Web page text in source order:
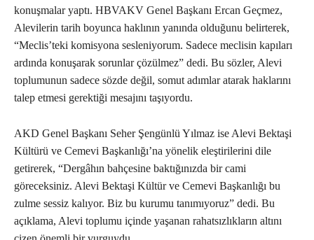
konuşmalar yaptı. HBVAKV Genel Başkanı Ercan Geçmez,
Alevilerin tarih boyunca haklının yanında olduğunu belirterek,
“Meclis’teki komisyona sesleniyorum. Sadece meclisin kapıları
ardında konuşarak sorunlar çözülmez” dedi. Bu sözler, Alevi
toplumunun sadece sözde değil, somut adımlar atarak haklarını
talep etmesi gerektiği mesajını taşıyordu.
AKD Genel Başkanı Seher Şengünlü Yılmaz ise Alevi Bektaşi
Kültürü ve Cemevi Başkanlığı’na yönelik eleştirilerini dile
getirerek, “Dergâhın bahçesine baktığınızda bir cami
göreceksiniz. Alevi Bektaşi Kültür ve Cemevi Başkanlığı bu
zulme sessiz kalıyor. Biz bu kurumu tanımıyoruz” dedi. Bu
açıklama, Alevi toplumu içinde yaşanan rahatsızlıkların altını